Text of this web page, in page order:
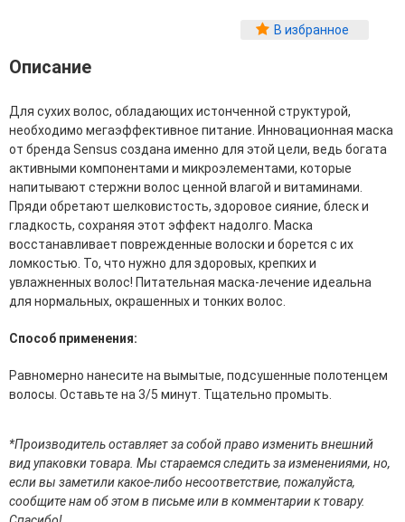
Бальзамы для лица
Гели для лица
Защита от солнца для лица
Карбокситерапия
Кремы для лица
Лосьоны, тоники и мисты для лица
Маски для лица
Масла для лица
Мицеллярная вода
Молочко и сливки для лица
Наборы для ухода за лицом
Скрабы, пилинги и гоммажи для лица
Средства для умывания
Сыворотки, эликсиры, эмульсии, концентраты и
Уход для губ
Уход для кожи вокруг глаз
Флюиды для лица
Для Тела
В избранное
Описание
Для сухих волос, обладающих истонченной структурой,
необходимо мегаэффективное питание. Инновационная маска
от бренда Sensus создана именно для этой цели, ведь богата
активными компонентами и микроэлементами, которые
напитывают стержни волос ценной влагой и витаминами.
Пряди обретают шелковистость, здоровое сияние, блеск и
гладкость, сохраняя этот эффект надолго. Маска
восстанавливает поврежденные волоски и борется с их
ломкостью. То, что нужно для здоровых, крепких и
увлажненных волос! Питательная маска-лечение идеальна
для нормальных, окрашенных и тонких волос.
Способ применения:
Равномерно нанесите на вымытые, подсушенные полотенцем
волосы. Оставьте на 3/5 минут. Тщательно промыть.
*Производитель оставляет за собой право изменить внешний
вид упаковки товара. Мы стараемся следить за изменениями, но,
если вы заметили какое-либо несоответствие, пожалуйста,
сообщите нам об этом в письме или в комментарии к товару.